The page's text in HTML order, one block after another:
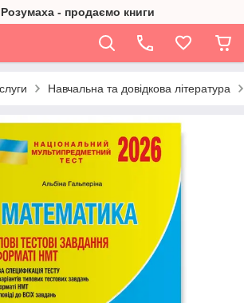
Розумаха - продаємо книги
Навчальна та довідкова література